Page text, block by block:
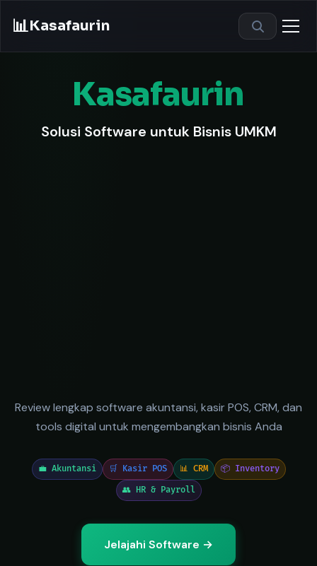
📊Kasafaurin
Kasafaurin
Solusi Software untuk Bisnis UMKM
Review lengkap software akuntansi, kasir POS, CRM, dan
tools digital untuk mengembangkan bisnis Anda
💼 Akuntansi 🛒 Kasir POS 📊 CRM
📦 Inventory
👥 HR & Payroll
Jelajahi Software →